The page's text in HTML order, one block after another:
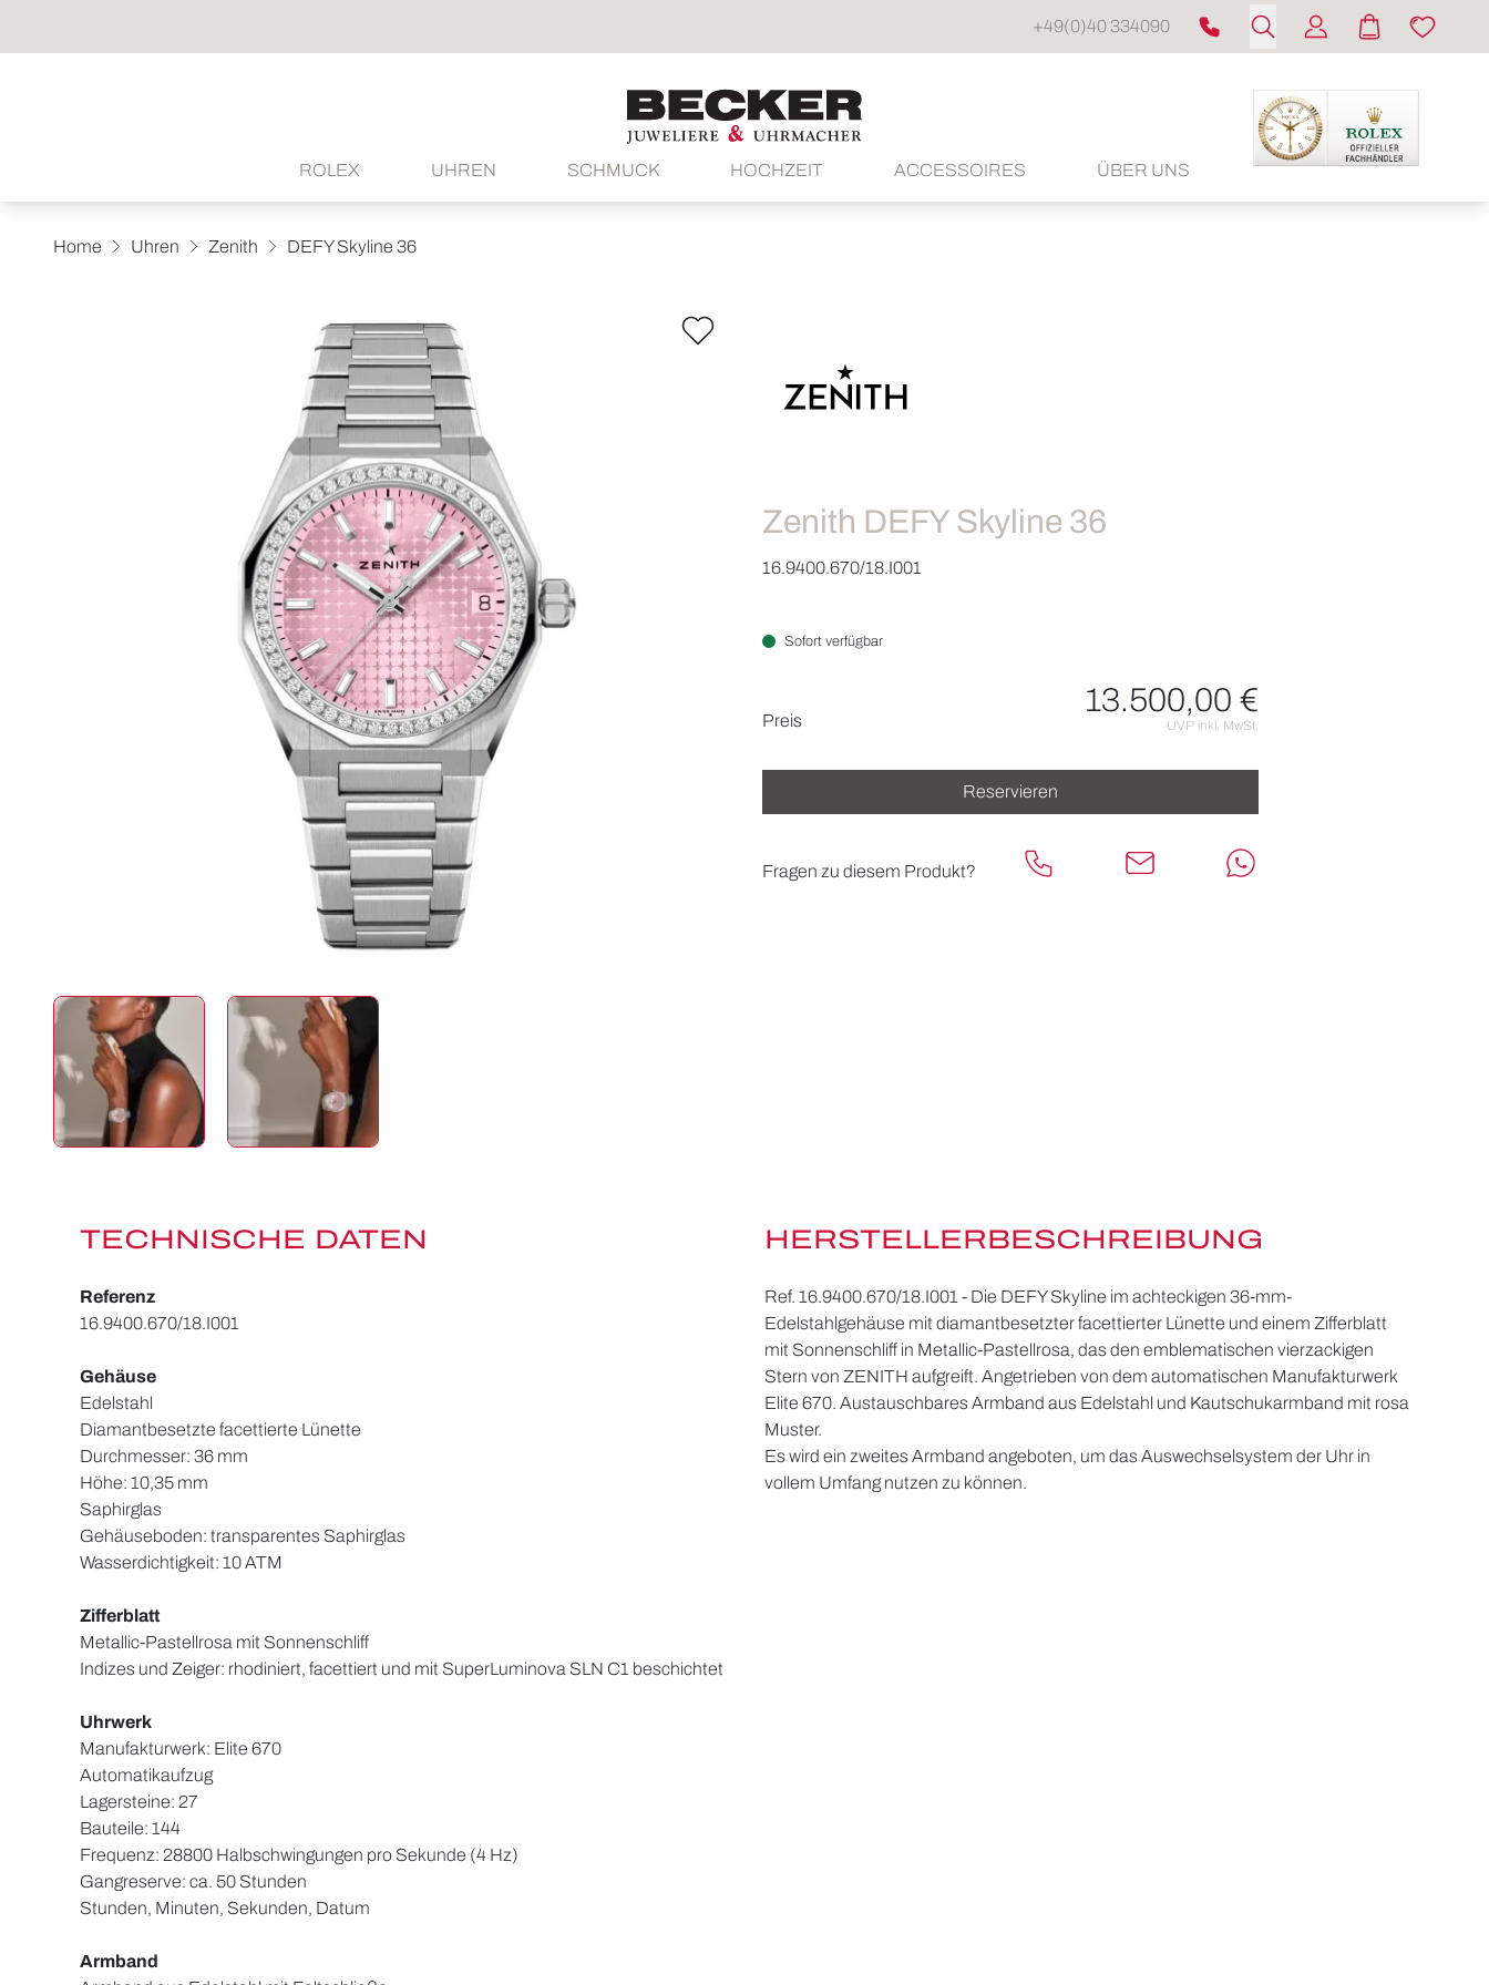
+49(0)40 334090
ROLEX UHREN SCHMUCK HOCHZEIT ACCESSOIRES ÜBER UNS
Home Uhren Zenith DEFY Skyline 36
Zenith DEFY Skyline 36
16.9400.670/18.I001
Sofort verfügbar
Preis
13.500,00 €
UVP inkl. MwSt.
Reservieren
Fragen zu diesem Produkt?
TECHNISCHE DATEN
Referenz
16.9400.670/18.I001
Gehäuse
Edelstahl
Diamantbesetzte facettierte Lünette
Durchmesser: 36 mm
Höhe: 10,35 mm
Saphirglas
Gehäuseboden: transparentes Saphirglas
Wasserdichtigkeit: 10 ATM
Zifferblatt
Metallic-Pastellrosa mit Sonnenschliff
Indizes und Zeiger: rhodiniert, facettiert und mit SuperLuminova SLN C1 beschichtet
Uhrwerk
Manufakturwerk: Elite 670
Automatikaufzug
Lagersteine: 27
Bauteile: 144
Frequenz: 28800 Halbschwingungen pro Sekunde (4 Hz)
Gangreserve: ca. 50 Stunden
Stunden, Minuten, Sekunden, Datum
Armband
HERSTELLERBESCHREIBUNG
Ref. 16.9400.670/18.I001 - Die DEFY Skyline im achteckigen 36-mm-
Edelstahlgehäuse mit diamantbesetzter facettierter Lünette und einem Zifferblatt
mit Sonnenschliff in Metallic-Pastellrosa, das den emblematischen vierzackigen
Stern von ZENITH aufgreift. Angetrieben von dem automatischen Manufakturwerk
Elite 670. Austauschbares Armband aus Edelstahl und Kautschukarmband mit rosa
Muster.
Es wird ein zweites Armband angeboten, um das Auswechselsystem der Uhr in
vollem Umfang nutzen zu können.